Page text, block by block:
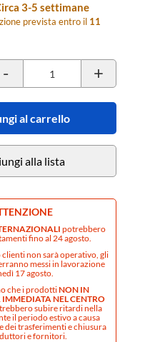
3-5 settimane
prevista entro il 11
- +
al carrello
alla lista
potrebbero
fino al 24 agosto.
non sarà operativo, gli
messi in lavorazione
17 agosto.
che i prodottiNON IN
NEL CENTRO
subire ritardi nella
il periodo estivo a causa
dei trasferimenti e chiusura
e fornitori.